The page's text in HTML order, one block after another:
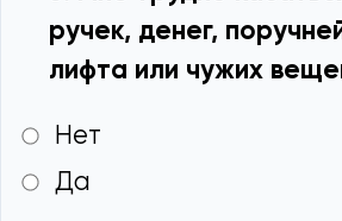
ручек, денег,
лифта или чужих
Нет
Да